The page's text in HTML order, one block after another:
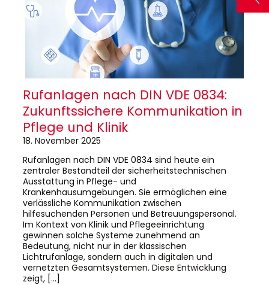
Rufanlagen nach DIN VDE 0834:
Zukunftssichere Kommunikation in
Pflege und Klinik
18. November 2025
Rufanlagen nach DIN VDE 0834 sind heute ein
zentraler Bestandteil der sicherheitstechnischen
Ausstattung in Pflege- und
Krankenhausumgebungen. Sie ermöglichen eine
verlässliche Kommunikation zwischen
hilfesuchenden Personen und Betreuungspersonal.
Im Kontext von Klinik und Pflegeeinrichtung
gewinnen solche Systeme zunehmend an
Bedeutung, nicht nur in der klassischen
Lichtrufanlage, sondern auch in digitalen und
vernetzten Gesamtsystemen. Diese Entwicklung
zeigt, […]